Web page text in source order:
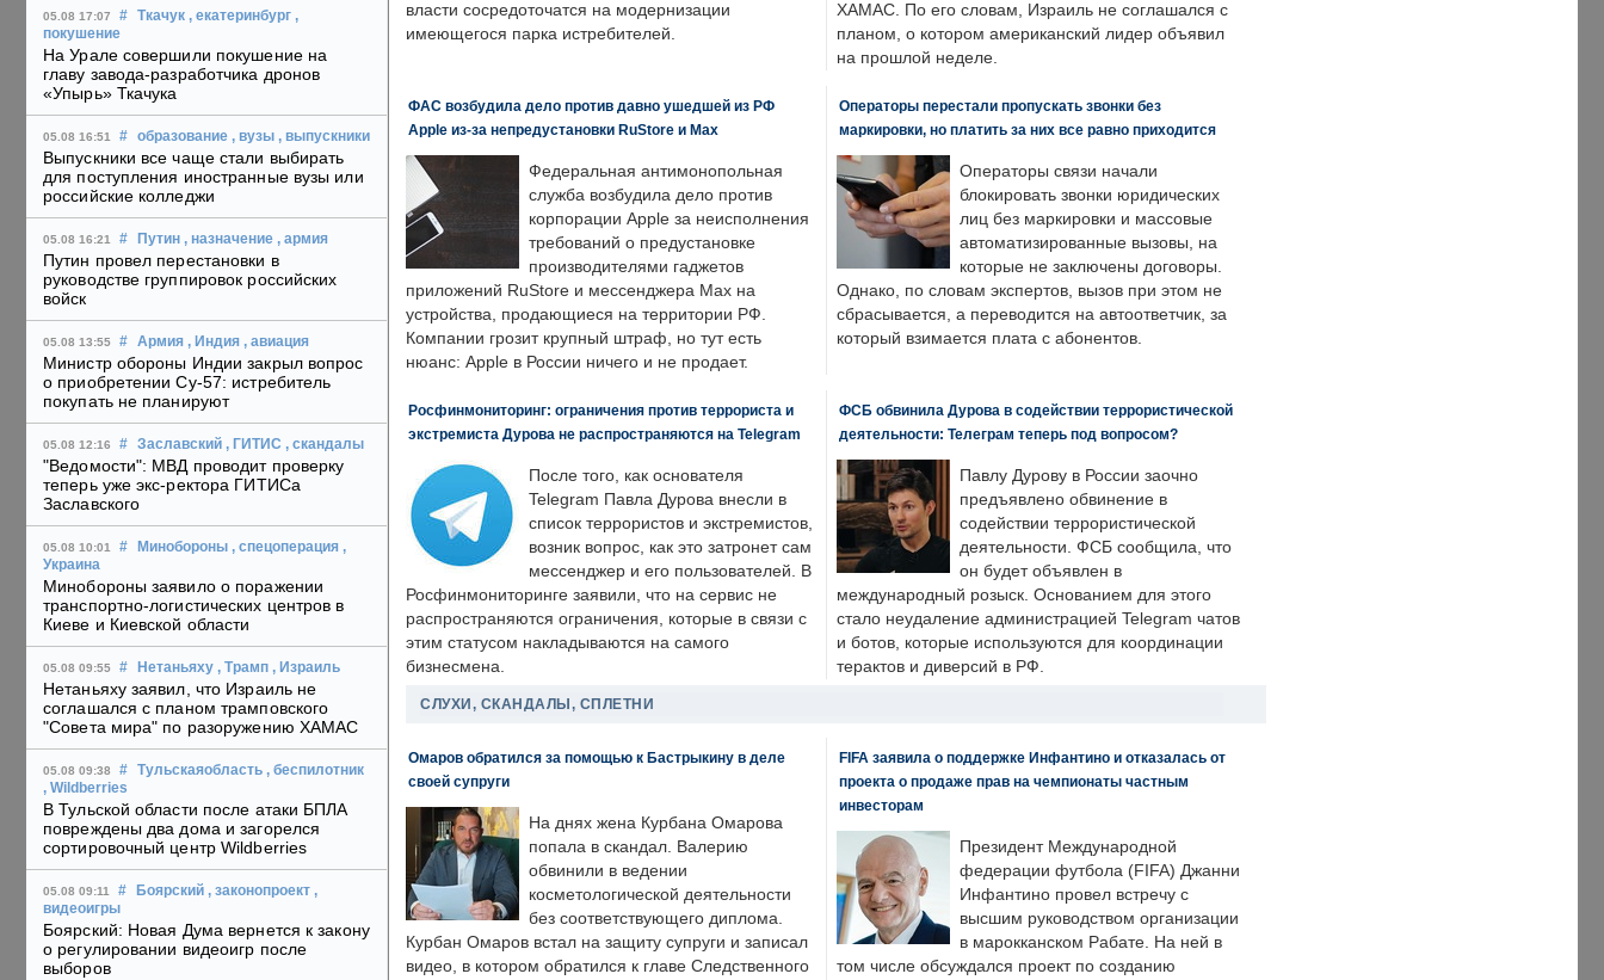
05.08 17:07 # Ткачук , екатеринбург ,
покушение
На Урале совершили покушение на
главу завода-разработчика дронов
«Упырь» Ткачука
05.08 16:51 # образование , вузы , выпускники
Выпускники все чаще стали выбирать
для поступления иностранные вузы или
российские колледжи
05.08 16:21 # Путин , назначение , армия
Путин провел перестановки в
руководстве группировок российских
войск
05.08 13:55 # Армия , Индия , авиация
Министр обороны Индии закрыл вопрос
о приобретении Су-57: истребитель
покупать не планируют
05.08 12:16 # Заславский , ГИТИС , скандалы
"Ведомости": МВД проводит проверку
теперь уже экс-ректора ГИТИСа
Заславского
05.08 10:01 # Минобороны , спецоперация ,
Украина
Минобороны заявило о поражении
транспортно-логистических центров в
Киеве и Киевской области
05.08 09:55 # Нетаньяху , Трамп , Израиль
Нетаньяху заявил, что Израиль не
соглашался с планом трамповского
"Совета мира" по разоружению ХАМАС
05.08 09:38 # Тульскаяобласть , беспилотник
, Wildberries
В Тульской области после атаки БПЛА
повреждены два дома и загорелся
сортировочный центр Wildberries
05.08 09:11 # Боярский , законопроект ,
видеоигры
Боярский: Новая Дума вернется к закону
о регулировании видеоигр после
выборов
власти сосредоточатся на модернизации
имеющегося парка истребителей.
ХАМАС. По его словам, Израиль не соглашался с
планом, о котором американский лидер объявил
на прошлой неделе.
ФАС возбудила дело против давно ушедшей из РФ
Apple из-за непредустановки RuStore и Max
Федеральная антимонопольная
служба возбудила дело против
корпорации Apple за неисполнения
требований о предустановке
производителями гаджетов
приложений RuStore и мессенджера Max на
устройства, продающиеся на территории РФ.
Компании грозит крупный штраф, но тут есть
нюанс: Apple в России ничего и не продает.
Операторы перестали пропускать звонки без
маркировки, но платить за них все равно приходится
Операторы связи начали
блокировать звонки юридических
лиц без маркировки и массовые
автоматизированные вызовы, на
которые не заключены договоры.
Однако, по словам экспертов, вызов при этом не
сбрасывается, а переводится на автоответчик, за
который взимается плата с абонентов.
Росфинмониторинг: ограничения против террориста и
экстремиста Дурова не распространяются на Telegram
После того, как основателя
Telegram Павла Дурова внесли в
список террористов и экстремистов,
возник вопрос, как это затронет сам
мессенджер и его пользователей. В
Росфинмониторинге заявили, что на сервис не
распространяются ограничения, которые в связи с
этим статусом накладываются на самого
бизнесмена.
ФСБ обвинила Дурова в содействии террористической
деятельности: Телеграм теперь под вопросом?
Павлу Дурову в России заочно
предъявлено обвинение в
содействии террористической
деятельности. ФСБ сообщила, что
он будет объявлен в
международный розыск. Основанием для этого
стало неудаление администрацией Telegram чатов
и ботов, которые используются для координации
терактов и диверсий в РФ.
СЛУХИ, СКАНДАЛЫ, СПЛЕТНИ
Омаров обратился за помощью к Бастрыкину в деле
своей супруги
На днях жена Курбана Омарова
попала в скандал. Валерию
обвинили в ведении
косметологической деятельности
без соответствующего диплома.
Курбан Омаров встал на защиту супруги и записал
видео, в котором обратился к главе Следственного
FIFA заявила о поддержке Инфантино и отказалась от
проекта о продаже прав на чемпионаты частным
инвесторам
Президент Международной
федерации футбола (FIFA) Джанни
Инфантино провел встречу с
высшим руководством организации
в марокканском Рабате. На ней в
том числе обсуждался проект по созданию